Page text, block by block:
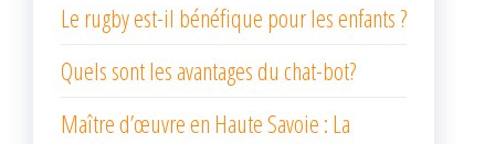
Le rugby est-il bénéfique pour les enfants ?
Quels sont les avantages du chat-bot?
Maître d’œuvre en Haute Savoie : La